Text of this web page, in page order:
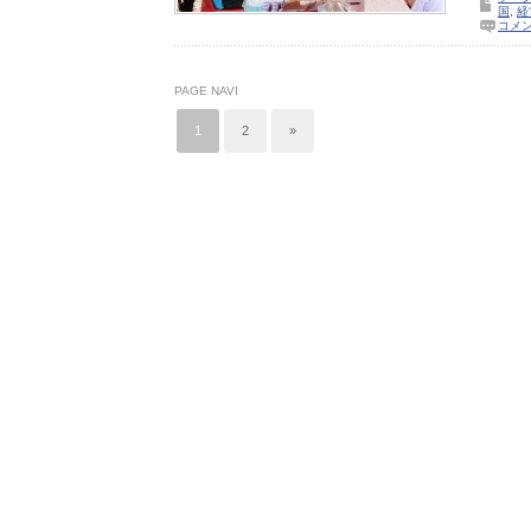
国
経
コメ
PAGE NAVI
1 2 »